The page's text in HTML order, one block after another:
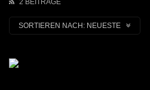
2 BEITRÄGE
SORTIEREN NACH: NEUESTE